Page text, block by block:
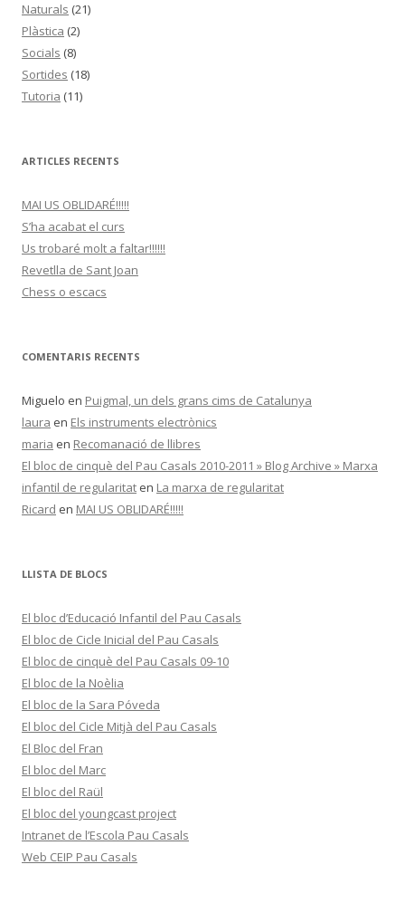
Naturals (21)
Plàstica (2)
Socials (8)
Sortides (18)
Tutoria (11)
ARTICLES RECENTS
MAI US OBLIDARÉ!!!!!
S’ha acabat el curs
Us trobaré molt a faltar!!!!!!
Revetlla de Sant Joan
Chess o escacs
COMENTARIS RECENTS
Miguelo en Puigmal, un dels grans cims de Catalunya
laura en Els instruments electrònics
maria en Recomanació de llibres
El bloc de cinquè del Pau Casals 2010-2011 » Blog Archive » Marxa
infantil de regularitat en La marxa de regularitat
Ricard en MAI US OBLIDARÉ!!!!!
LLISTA DE BLOCS
El bloc d’Educació Infantil del Pau Casals
El bloc de Cicle Inicial del Pau Casals
El bloc de cinquè del Pau Casals 09-10
El bloc de la Noèlia
El bloc de la Sara Póveda
El bloc del Cicle Mitjà del Pau Casals
El Bloc del Fran
El bloc del Marc
El bloc del Raül
El bloc del youngcast project
Intranet de l’Escola Pau Casals
Web CEIP Pau Casals